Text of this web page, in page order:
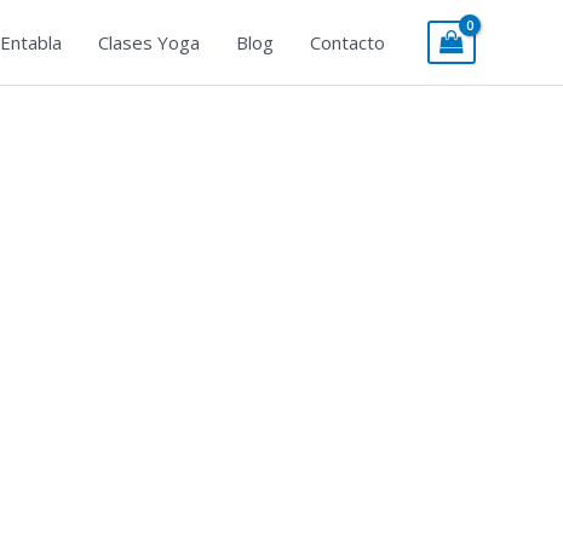
Entabla Clases Yoga Blog Contacto